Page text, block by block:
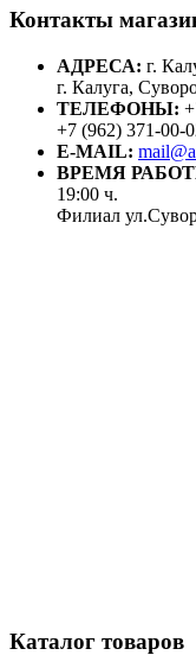
Контакты
АДРЕСА: г.
г. Калуга,
ТЕЛЕФОНЫ:
+7 (962) 371-00-
E-MAIL:
ВРЕМЯ
19:00 ч.
Филиал
Каталог товаров